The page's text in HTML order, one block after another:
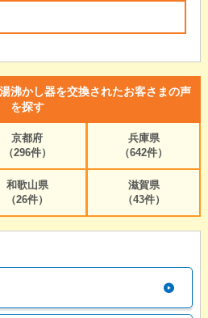
沸かし器を交換されたお客さまの声
を探す
京都府
（296件）
兵庫県
（642件）
和歌山県
（26件）
滋賀県
（43件）